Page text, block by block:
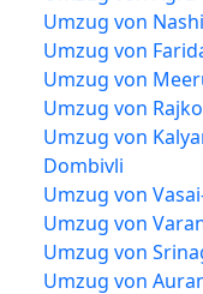
Umzug von
Umzug von
Umzug von
Umzug von
Umzug von
Dombivli
Umzug von
Umzug von
Umzug von
Umzug von